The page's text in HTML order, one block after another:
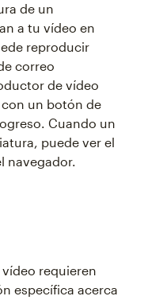
de un
a tu vídeo en
reproducir
correo
de vídeo
un botón de
Cuando un
puede ver el
navegador.
requieren
específica acerca